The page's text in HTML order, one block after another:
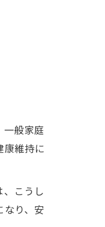
般家庭
維持に
こうし
り、安